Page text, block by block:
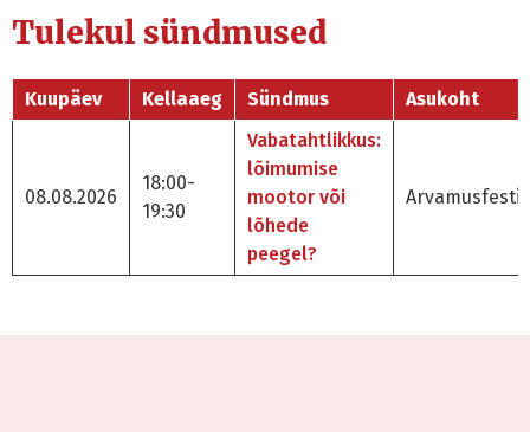
Tulekul sündmused
Kuupäev Kellaaeg Sündmus Asukoht
08.08.2026
18:00-
19:30
Vabatahtlikkus:
lõimumise
mootor või
lõhede
peegel?